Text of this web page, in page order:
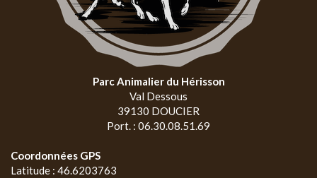
Parc Animalier du Hérisson
Val Dessous
39130 DOUCIER
Port. : 06.30.08.51.69
Coordonnées GPS
Latitude : 46.6203763